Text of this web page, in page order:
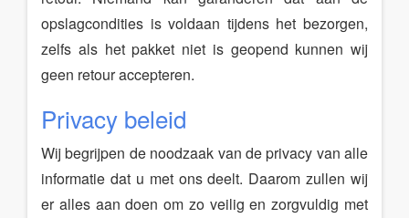
opslagcondities is voldaan tijdens het bezorgen,
zelfs als het pakket niet is geopend kunnen wij
geen retour accepteren.
Privacy beleid
Wij begrijpen de noodzaak van de privacy van alle
informatie dat u met ons deelt. Daarom zullen wij
er alles aan doen om zo veilig en zorgvuldig met